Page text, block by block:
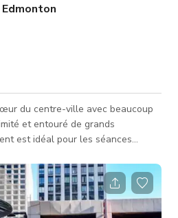
du centre-ville avec beaucoup
et entouré de grands
est idéal pour les séances